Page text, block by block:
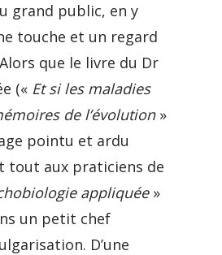
grand public, en y
touche et un regard
que le livre du Dr
(« Et si les maladies
de l’évolution »
pointu et ardu
tout aux praticiens de
appliquée »
un petit chef
D’une